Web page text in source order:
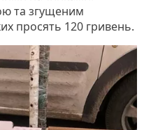
та згущеним
просять 120 гривень.